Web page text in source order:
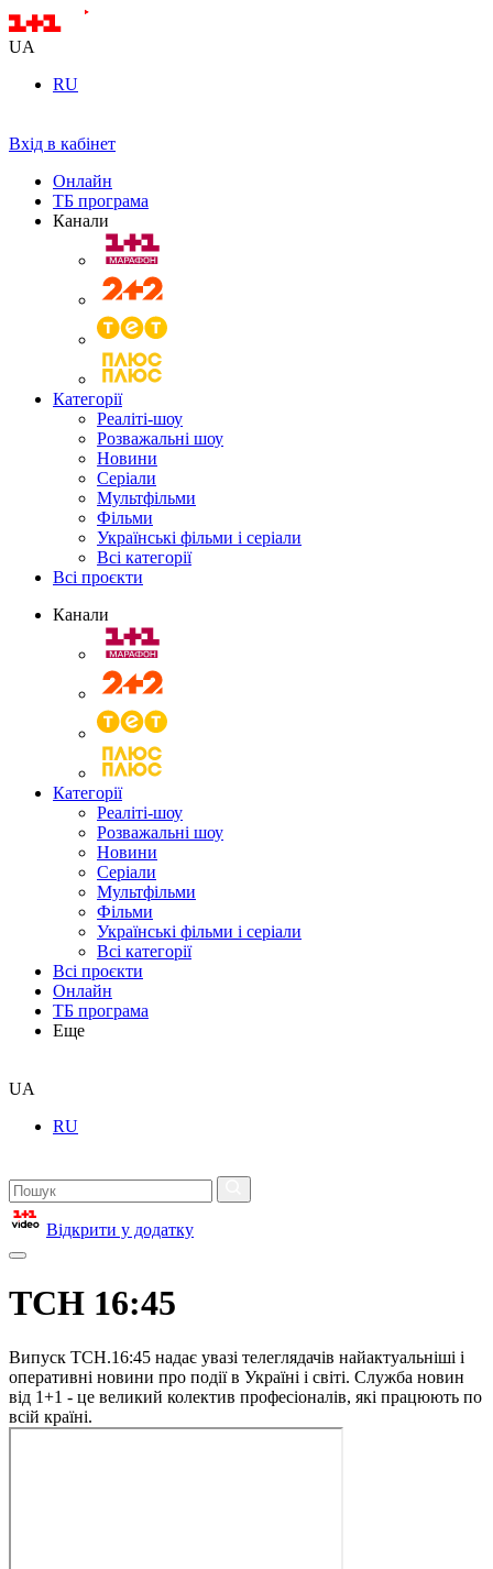
UA
RU
Вхід в кабінет
Онлайн
ТБ програма
Канали
Категорії
Реаліті-шоу
Розважальні шоу
Новини
Серіали
Мультфільми
Фільми
Українські фільми і серіали
Всі категорії
Всі проєкти
Канали
Категорії
Реаліті-шоу
Розважальні шоу
Новини
Серіали
Мультфільми
Фільми
Українські фільми і серіали
Всі категорії
Всі проєкти
Онлайн
ТБ програма
Еще
UA
RU
Відкрити у додатку
ТСН 16:45
Випуск ТСН.16:45 надає увазі телеглядачів найактуальніші і
оперативні новини про події в Україні і світі. Служба новин
від 1+1 - це великий колектив професіоналів, які працюють по
всій країні.